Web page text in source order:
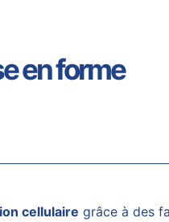
en forme
cellulaire grâce à des